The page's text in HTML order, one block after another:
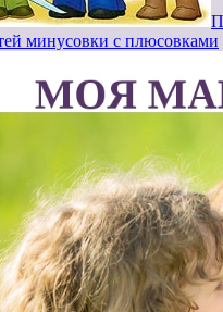
минусовки с плюсовками